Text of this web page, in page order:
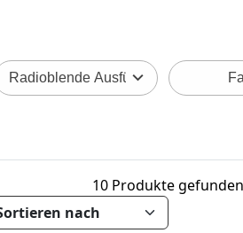
Radioblende Ausführung
10 Produkte gefunden